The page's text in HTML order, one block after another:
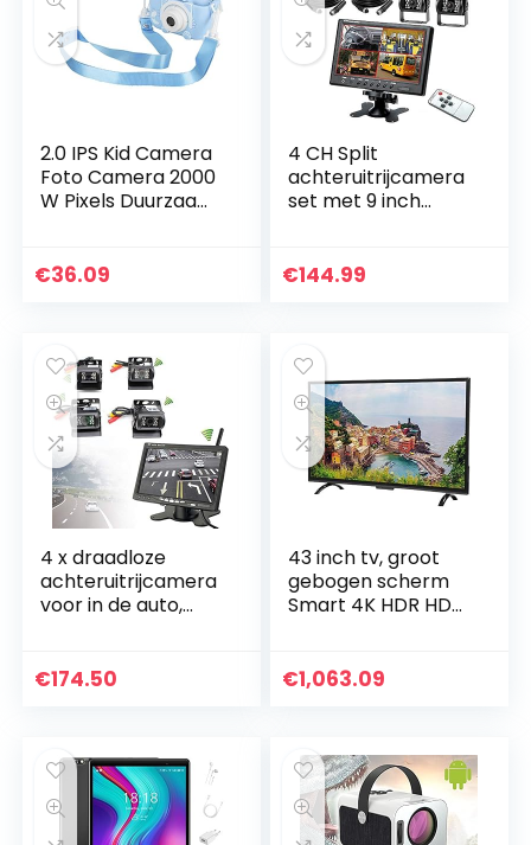
2.0 IPS Kid Camera
Foto Camera 2000
W Pixels Duurzaam
Engels, Japans,
€36.09
4 CH Split
achteruitrijcamera
set met 9 inch
automatische
€144.99
4 x draadloze
achteruitrijcamera
voor in de auto,
nachtzichtcamera
€174.50
43 inch tv, groot
gebogen scherm
Smart 4K HDR HD
netwerkversie
€1,063.09